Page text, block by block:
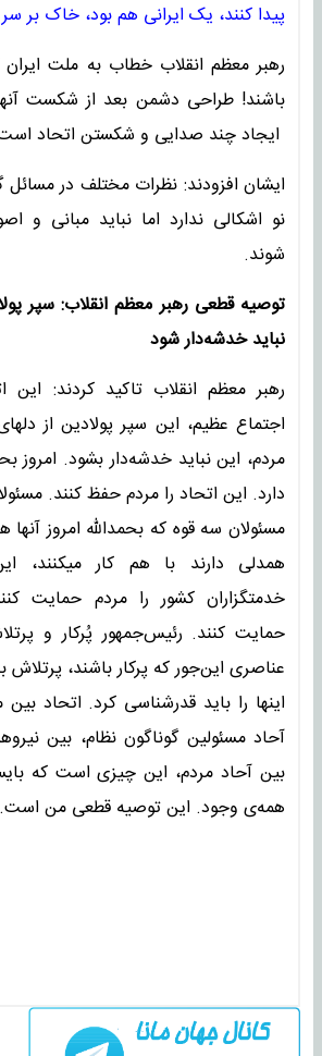
پیدا کنند، یک ایرانی هم بود، خاک بر سر
رهبر معظم انقلاب خطاب به ملت
ایجاد چند صدایی و شکستن اتحاد
ایشان افزودند: نظرات مختلف در مسائل
نو اشکالی ندارد اما نباید مبانی و
شوند.
توصیه‌ قطعی رهبر معظم انقلاب: سپر
نباید خدشه‌دار شود
رهبر معظم انقلاب تاکید کردند:
اجتماع عظیم، این سپر پولادین از
مردم، این نباید خدشه‌دار بشود. امروز
دارد. این اتحاد را مردم حفظ کنند.
مسئولان سه قوه که بحمداللّه امروز
همدلی دارند با هم کار میکنند،
خدمتگزاران کشور را مردم حمایت
حمایت کنند. رئیس‌جمهور پُرکار و
عناصری این‌جور که پرکار باشند، پرتلاش
اینها را باید قدرشناسی کرد. اتحاد
آحاد مسئولین گوناگون نظام، بین
بین آحاد مردم، این چیزی است که
همه‌ی وجود. این توصیه‌ قطعی من است.